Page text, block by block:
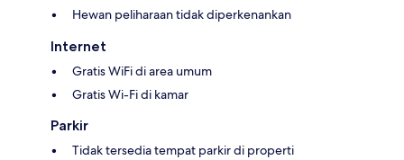
Hewan peliharaan tidak diperkenankan
Internet
Gratis WiFi di area umum
Gratis Wi-Fi di kamar
Parkir
Tidak tersedia tempat parkir di properti